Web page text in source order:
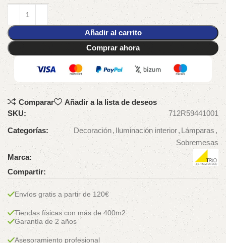
Añadir al carrito
Comprar ahora
Comparar
Añadir a la lista de deseos
SKU:
712R59441001
Categorías:
Decoración, Iluminación interior, Lámparas ,
Sobremesas
Marca:
Compartir:
Envíos gratis a partir de 120€
Tiendas físicas con más de 400m2
Garantía de 2 años
Asesoramiento profesional